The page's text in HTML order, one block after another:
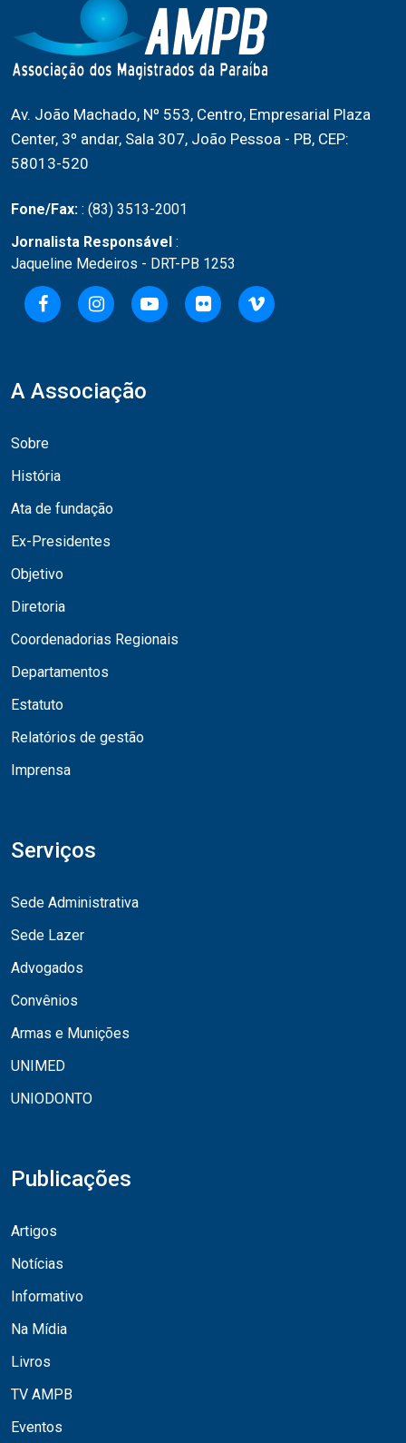
Av. João Machado, Nº 553, Centro, Empresarial Plaza
Center, 3º andar, Sala 307, João Pessoa - PB, CEP:
58013-520
Fone/Fax: : (83) 3513-2001
Jornalista Responsável :
Jaqueline Medeiros - DRT-PB 1253
A Associação
Sobre
História
Ata de fundação
Ex-Presidentes
Objetivo
Diretoria
Coordenadorias Regionais
Departamentos
Estatuto
Relatórios de gestão
Imprensa
Serviços
Sede Administrativa
Sede Lazer
Advogados
Convênios
Armas e Munições
UNIMED
UNIODONTO
Publicações
Artigos
Notícias
Informativo
Na Mídia
Livros
TV AMPB
Eventos